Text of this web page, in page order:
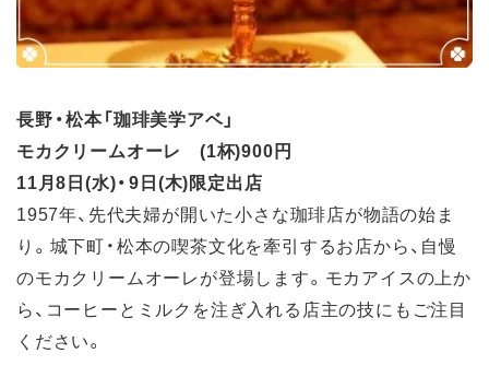
長野・松本「珈琲美学アベ」
モカクリームオーレ (1杯)900円
11月8日(水)・9日(木)限定出店
1957年、先代夫婦が開いた小さな珈琲店が物語の始ま
り。城下町・松本の喫茶文化を牽引するお店から、自慢
のモカクリームオーレが登場します。モカアイスの上か
ら、コーヒーとミルクを注ぎ入れる店主の技にもご注目
ください。